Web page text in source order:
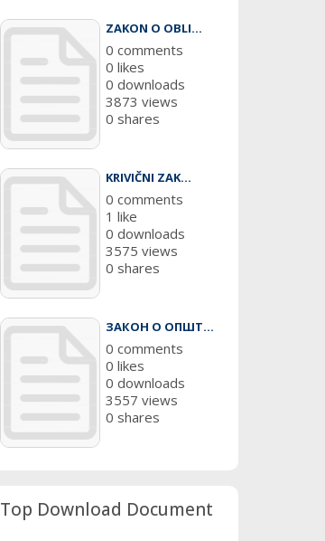
ZAKON O OBLI...
0 comments
0 likes
0 downloads
3873 views
0 shares
KRIVIČNI ZAK...
0 comments
1 like
0 downloads
3575 views
0 shares
ЗАКОН О ОПШТ...
0 comments
0 likes
0 downloads
3557 views
0 shares
Top Download Document